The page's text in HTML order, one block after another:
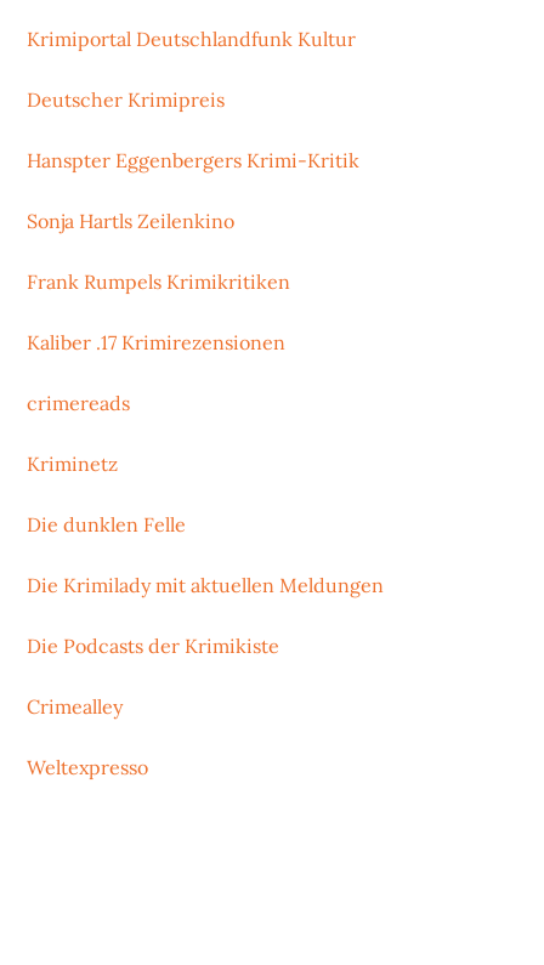
Krimiportal Deutschlandfunk Kultur
Deutscher Krimipreis
Hanspter Eggenbergers Krimi-Kritik
Sonja Hartls Zeilenkino
Frank Rumpels Krimikritiken
Kaliber .17 Krimirezensionen
crimereads
Kriminetz
Die dunklen Felle
Die Krimilady mit aktuellen Meldungen
Die Podcasts der Krimikiste
Crimealley
Weltexpresso